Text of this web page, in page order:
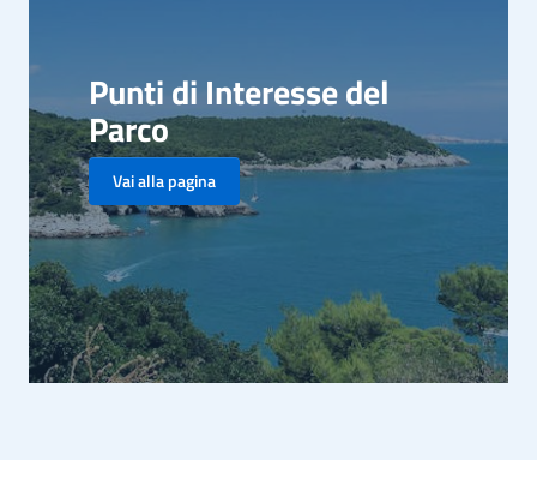
Punti di Interesse del
Parco
Vai alla pagina